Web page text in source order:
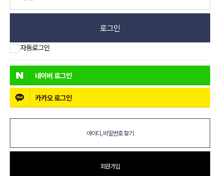
로그인
자동로그인
네이버 로그인
카카오로그인
아이디, 비밀번호 찾기
회원가입